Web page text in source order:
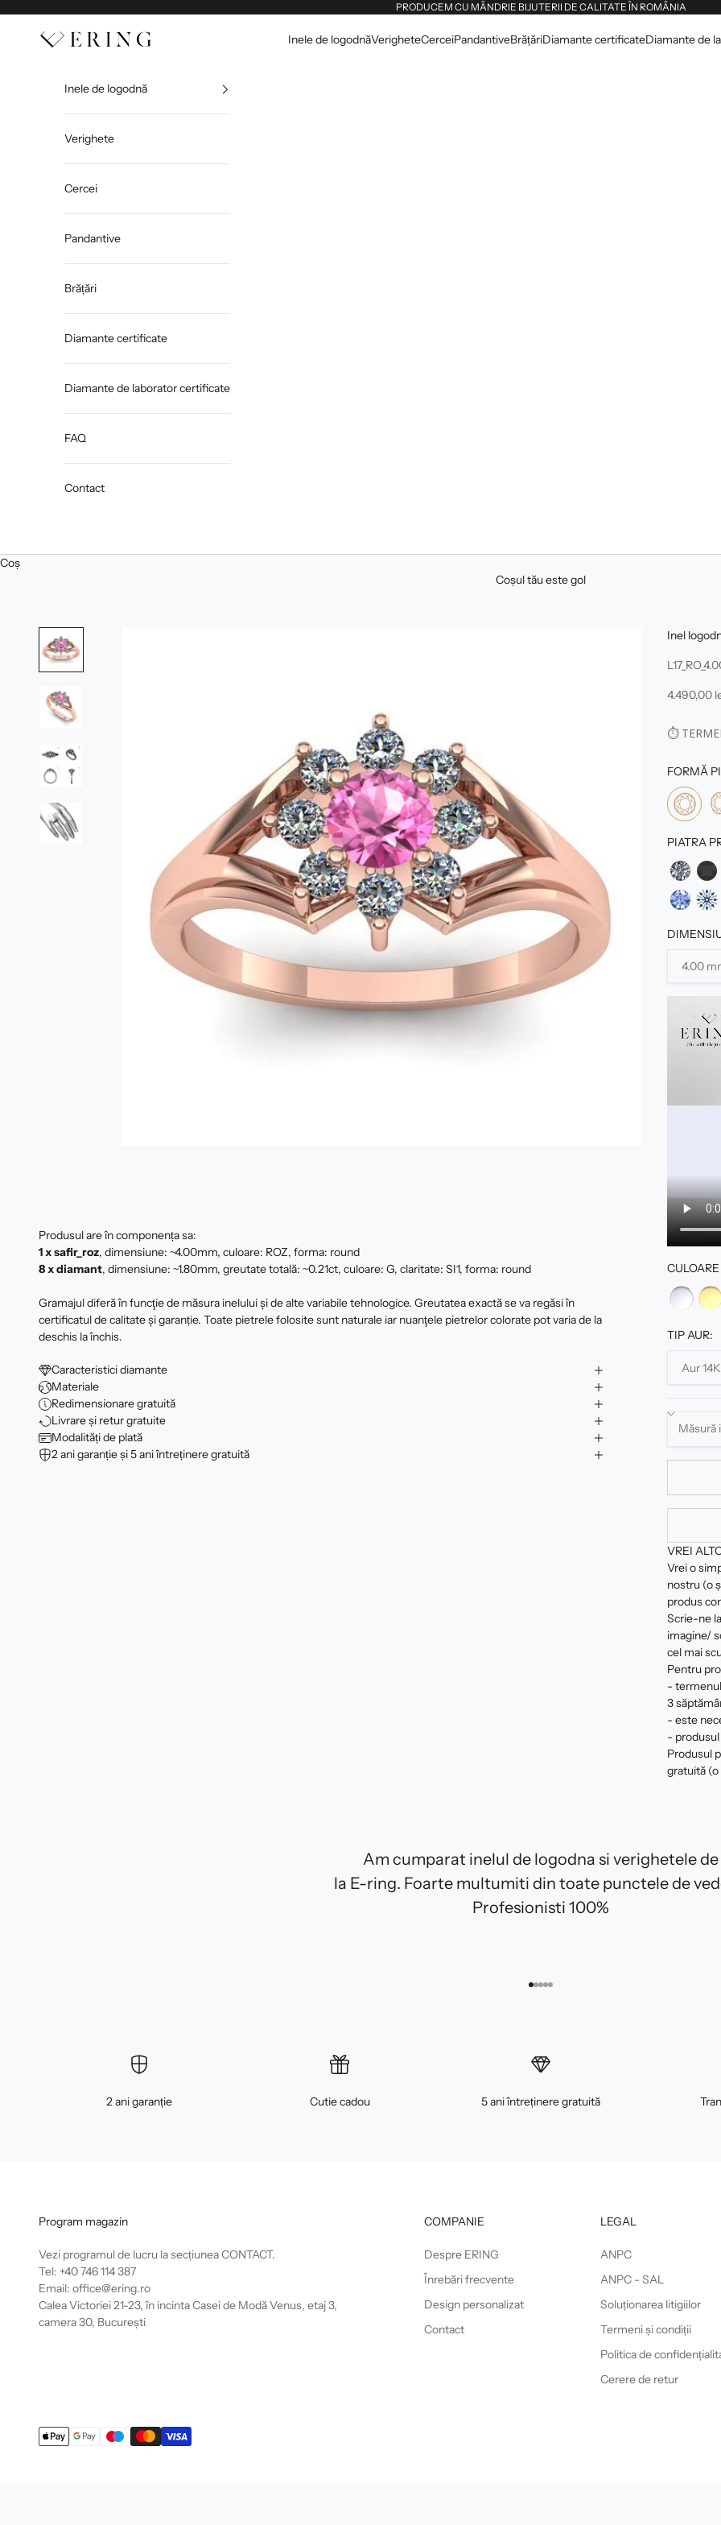
PRODUCEM CU MÂNDRIE BIJUTERII DE CALITATE ÎN ROMÂNIA
Ering Inele de logodnăVerigheteCerceiPandantiveBrățăriDiamante certificateDiamante de
Inele de logodnă
Verighete
Cercei
Pandantive
Brățări
Diamante certificate
Diamante de laborator certificate
FAQ
Contact
Coș
Coșul tău este gol
Inel
Preț redus
4.490,00
⏱
FORMĂ
PIATRA
TIP AUR:
VREI
Vrei o
nostru (o
produs
Scrie-ne
imagine/
cel mai
Pentru
-
3
- este
-
Produsul
gratuită (o
Produsul are în componența sa:
1 x safir_roz, dimensiune: ~4.00mm, culoare: ROZ, forma: round
8 xdiamant, dimensiune: ~1.80mm, greutate totală: ~0.21ct, culoare: G, claritate: SI1, forma: round
Gramajul diferă în funcţie de măsura inelului şi de alte variabile tehnologice. Greutatea exactă se va regăsi în
certificatul de calitate şi garanție. Toate pietrele folosite sunt naturale iar nuanţele pietrelor colorate pot varia de la
deschis la închis.
Caracteristici diamante
Materiale
Redimensionare gratuită
Livrare și retur gratuite
Modalități de plată
2 ani garanție și 5 ani întreținere gratuită
Am cumparat inelul de logodna si verighetele de
la E-ring. Foarte multumiti din toate punctele de
Profesionisti 100%
Mergi la articolul 1
Mergi la articolul 2
Mergi la articolul 3
Mergi la articolul 4
Mergi la articolul 5
2 ani garanție Cutie cadou 5 ani întreținere gratuită
Program magazin
Vezi programul de lucru la secțiuneaCONTACT.
Tel: +40 746 114 387
Email: office@ering.ro
Calea Victoriei 21-23, în incinta Casei de Modă Venus, etaj 3,
camera 30, București
COMPANIE
Despre ERING
Înrebări frecvente
Design personalizat
Contact
LEGAL
ANPC
ANPC - SAL
Soluționarea litigiilor
Termeni și condiții
Politica de
Cerere de retur